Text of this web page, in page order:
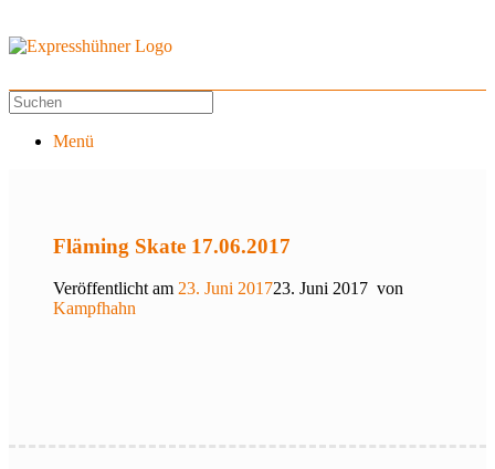
Menü
Fläming Skate 17.06.2017
Veröffentlicht am 23. Juni 201723. Juni 2017 von
Kampfhahn